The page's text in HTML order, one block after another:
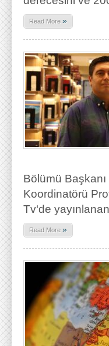
Read More »
Bölümü
Koordinatörü
Tv‘de
Read More »